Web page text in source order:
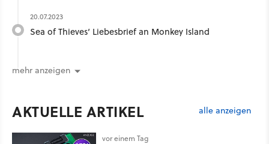
20.07.2023
Sea of Thieves‘ Liebesbrief an Monkey Island
mehr anzeigen
AKTUELLE ARTIKEL alle anzeigen
vor einem Tag